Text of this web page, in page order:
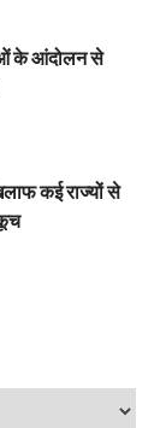
के आंदोलन से
कई राज्यों से